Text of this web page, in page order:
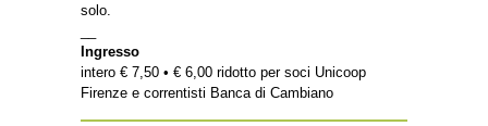
solo.
Ingresso
intero € 7,50 • € 6,00 ridotto per soci Unicoop
Firenze e correntisti Banca di Cambiano